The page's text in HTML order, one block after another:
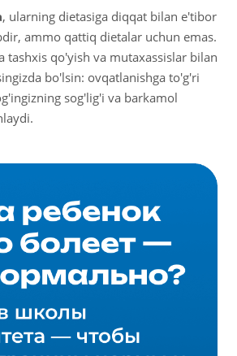
, ularning dietasiga diqqat bilan e'tibor
ammo qattiq dietalar uchun emas.
tashxis qo'yish va mutaxassislar bilan
bo'lsin: ovqatlanishga to'g'ri
sog'lig'i va barkamol